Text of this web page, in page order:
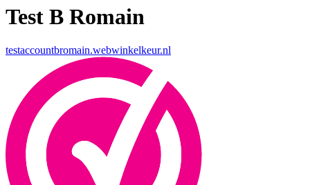
Test B Romain
testaccountbromain.webwinkelkeur.nl